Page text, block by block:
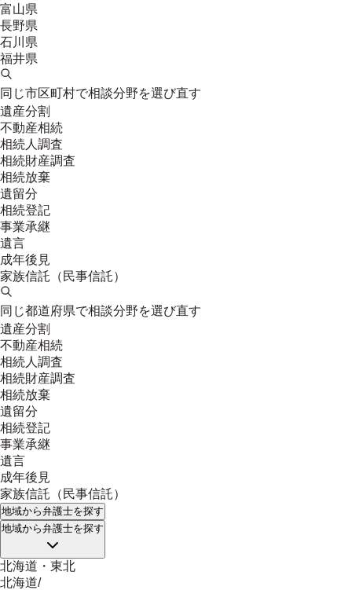
富山県
長野県
石川県
福井県
同じ市区町村で相談分野を選び直す
遺産分割
不動産相続
相続人調査
相続財産調査
相続放棄
遺留分
相続登記
事業承継
遺言
成年後見
家族信託（民事信託）
同じ都道府県で相談分野を選び直す
遺産分割
不動産相続
相続人調査
相続財産調査
相続放棄
遺留分
相続登記
事業承継
遺言
成年後見
家族信託（民事信託）
地域から弁護士を探す
地域から弁護士を探す
北海道・東北
北海道/